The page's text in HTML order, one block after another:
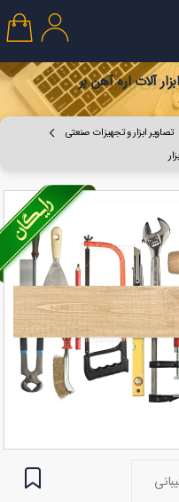
آلات اره آهن بر
تصاویر ابزار و تجهیزات صنعتی